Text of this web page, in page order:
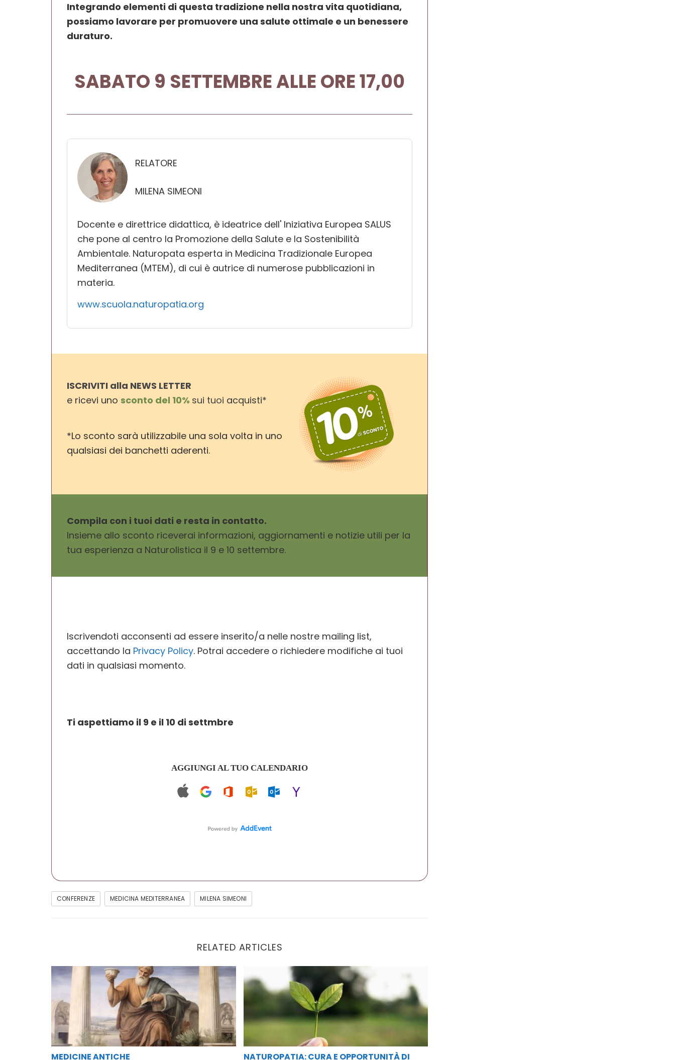
Integrando elementi di questa tradizione nella nostra vita quotidiana,
possiamo lavorare per promuovere una salute ottimale e un benessere
duraturo.
SABATO 9 SETTEMBRE ALLE ORE 17,00
Docente e direttrice didattica, è ideatrice dell' Iniziativa Europea SALUS
che pone al centro la Promozione della Salute e la Sostenibilità
Ambientale. Naturopata esperta in Medicina Tradizionale Europea
Mediterranea (MTEM), di cui è autrice di numerose pubblicazioni in
materia.
www.scuola.naturopatia.org
RELATORE
MILENA SIMEONI
ISCRIVITI alla NEWS LETTER
e ricevi uno sconto del 10% sui tuoi acquisti*
*Lo sconto sarà utilizzabile una sola volta in uno
qualsiasi dei banchetti aderenti.
Compila con i tuoi dati e resta in contatto.
Insieme allo sconto riceverai informazioni, aggiornamenti e notizie utili per la
tua esperienza a Naturolistica il 9 e 10 settembre.
Iscrivendoti acconsenti ad essere inserito/a nelle nostre mailing list,
accettando la Privacy Policy. Potrai accedere o richiedere modifiche ai tuoi
dati in qualsiasi momento.
Ti aspettiamo il 9 e il 10 di settmbre
AGGIUNGI AL TUO CALENDARIO
CONFERENZE MEDICINA MEDITERRANEA MILENA SIMEONI
RELATED ARTICLES
Medicine Antiche
MEDICINE ANTICHE
Naturopatia: cura e opportunità di lavoro
NATUROPATIA: CURA E OPPORTUNITÀ DI